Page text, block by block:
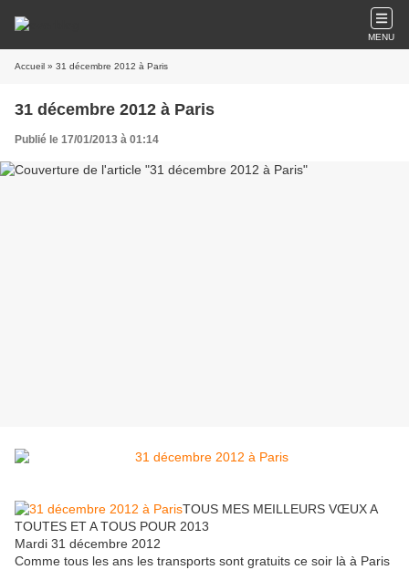
MENU
Accueil » 31 décembre 2012 à Paris
31 décembre 2012 à Paris
Publié le 17/01/2013 à 01:14
TOUS MES MEILLEURS VŒUX A
TOUTES ET A TOUS POUR 2013
Mardi 31 décembre 2012
Comme tous les ans les transports sont gratuits ce soir là à Paris